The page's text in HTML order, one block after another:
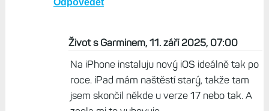
Brad, 11. září 2025, 06:40
se narodil jako muz a mam zivot jednodussi
nainstaloval s predstihem iOS 26 na iPhone a
to je teda taky material. Ti uz smeruji taky
uplne mimo. Takhle detinsky vypadajici OS snad